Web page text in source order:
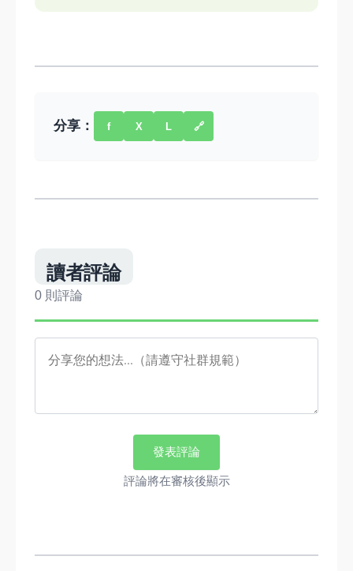
分享： f X L 🔗
讀者評論
0 則評論
發表評論
評論將在審核後顯示